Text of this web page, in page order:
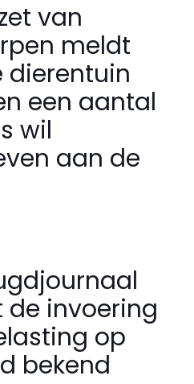
van
meldt
dierentuin
een aantal
wil
aan de
de invoering
op
bekend